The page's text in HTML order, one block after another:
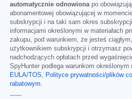
automatycznie odnowiona po
abonamentowej obowiązującej w
subskrypcji i na taki sam okres
informacjami określonymi w materiałach
zakupu, pod warunkiem, że jesteś
użytkownikiem subskrypcji i otrzymasz
nadchodzących opłatach przed
SpyHunter podlega warunkom określonym
EULA/TOS
Polityce prywatności/plików
rabatowym
------